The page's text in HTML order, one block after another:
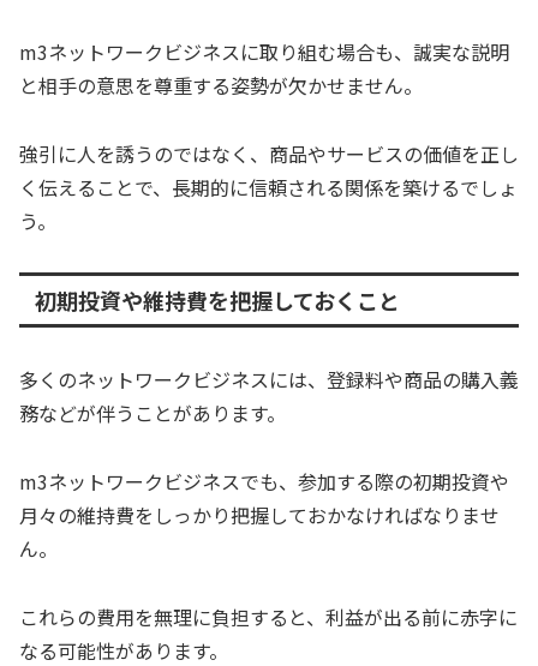
m3ネットワークビジネスに取り組む場合も、誠実な説明
と相手の意思を尊重する姿勢が欠かせません。
強引に人を誘うのではなく、商品やサービスの価値を正し
く伝えることで、長期的に信頼される関係を築けるでしょ
う。
初期投資や維持費を把握しておくこと
多くのネットワークビジネスには、登録料や商品の購入義
務などが伴うことがあります。
m3ネットワークビジネスでも、参加する際の初期投資や
月々の維持費をしっかり把握しておかなければなりませ
ん。
これらの費用を無理に負担すると、利益が出る前に赤字に
なる可能性があります。